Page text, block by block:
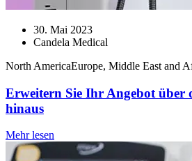
30. Mai 2023
Candela Medical
North AmericaEurope, Middle East and
Erweitern Sie Ihr Angebot über
hinaus
Mehr lesen